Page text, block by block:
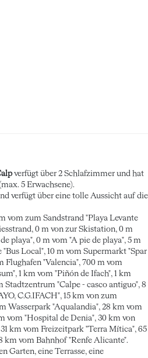
verfügt über 2 Schlafzimmer und hat
5 Erwachsene).
verfügt über eine tolle Aussicht auf die
vom zum Sandstrand "Playa Levante
0 m von zur Skistation, 0 m
playa", 0 m vom "A pie de playa", 5 m
Local", 10 m vom Supermarkt "Spar
Flughafen "Valencia", 700 m vom
1 km vom "Piñón de Ifach", 1 km
Stadtzentrum "Calpe - casco antiguo", 8
C.G.IFACH", 15 km von zum
Wasserpark "Aqualandia", 28 km vom
vom "Hospital de Denia", 30 km von
km vom Freizeitpark "Terra Mítica", 65
km vom Bahnhof "Renfe Alicante".
Garten, eine Terrasse, eine